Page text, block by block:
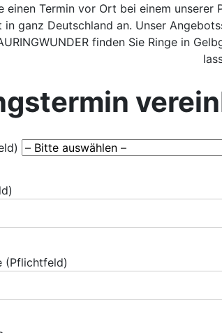
einen Termin vor Ort bei einem
ganz Deutschland an. Unser
finden Sie Ringe in
(Pflichtfeld)